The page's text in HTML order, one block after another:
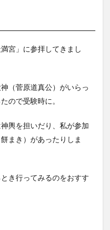
宮」に参拝してきまし
（菅原道真公）がいらっ
ので受験時に。
輿を担いだり、私が参加
まき）があったりしま
き行ってみるのをおすす